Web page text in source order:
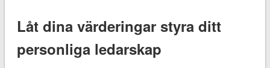
Låt dina värderingar styra ditt
personliga ledarskap